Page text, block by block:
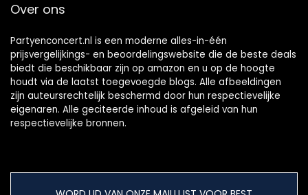
Over ons
Partyenconcert.nl is een moderne alles-in-één
prijsvergelijkings- en beoordelingswebsite die de beste deals
biedt die beschikbaar zijn op amazon en u op de hoogte
houdt via de laatst toegevoegde blogs. Alle afbeeldingen
zijn auteursrechtelijk beschermd door hun respectievelijke
eigenaren. Alle geciteerde inhoud is afgeleid van hun
respectievelijke bronnen.